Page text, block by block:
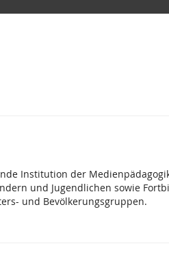
Institution der
und Jugendlichen sowie
und Bevölkerungsgruppen.